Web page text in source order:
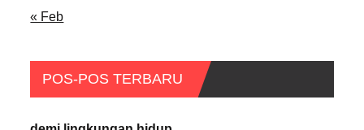
« Feb
POS-POS TERBARU